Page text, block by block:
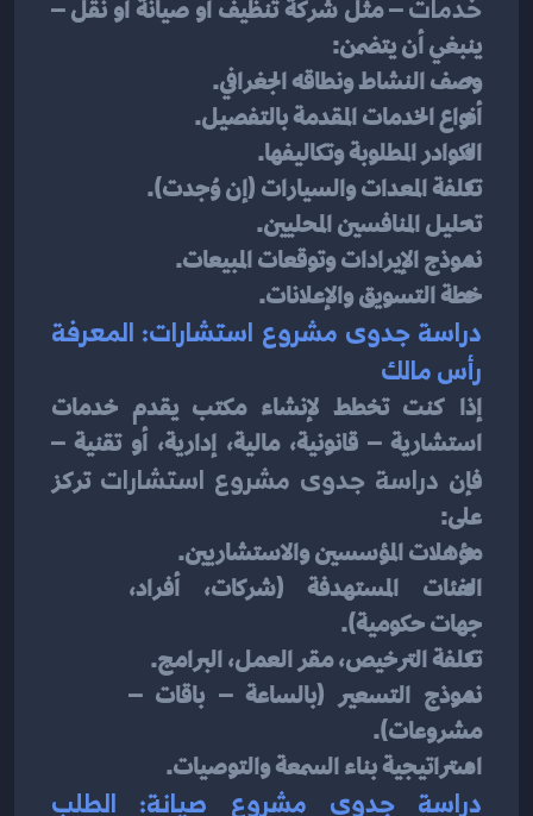
ينبغي أن يتضمن:
وصف النشاط ونطاقه الجغرافي.
أنواع الخدمات المقدمة بالتفصيل.
الكوادر المطلوبة وتكاليفها.
تكلفة المعدات والسيارات (إن وُجدت).
تحليل المنافسين المحليين.
نموذج الإيرادات وتوقعات المبيعات.
خطة التسويق والإعلانات.
رأس مالك
فإن دراسة جدوى مشروع استشارات تركز
على:
مؤهلات المؤسسين والاستشاريين.
جهات حكومية).
تكلفة الترخيص، مقر العمل، البرامج.
نموذج التسعير (بالساعة – باقات –
مشروعات).
استراتيجية بناء السمعة والتوصيات.